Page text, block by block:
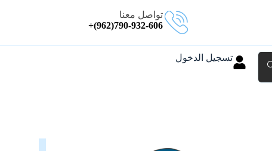
تواصل معنا
790-932-606(962)+
تسجيل الدخول